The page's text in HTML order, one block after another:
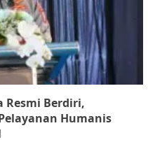
Resmi Berdiri,
Humanis